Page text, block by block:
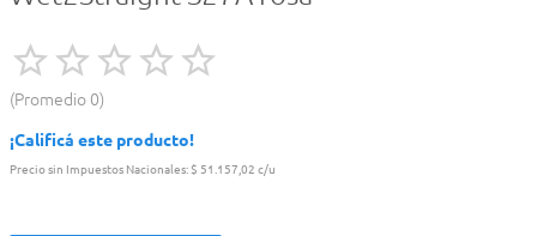
Promedio 0
¡Calificá este producto!
Precio sin Impuestos Nacionales:$ 51.157,02 c/u